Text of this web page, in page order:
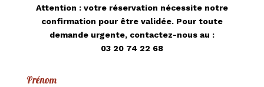
Attention : votre réservation nécessite notre
confirmation pour être validée. Pour toute
demande urgente, contactez-nous au :
03 20 74 22 68
Prénom